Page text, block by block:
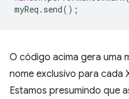
myReq . send();
O código acima gera uma
nome exclusivo para cada
Estamos presumindo que